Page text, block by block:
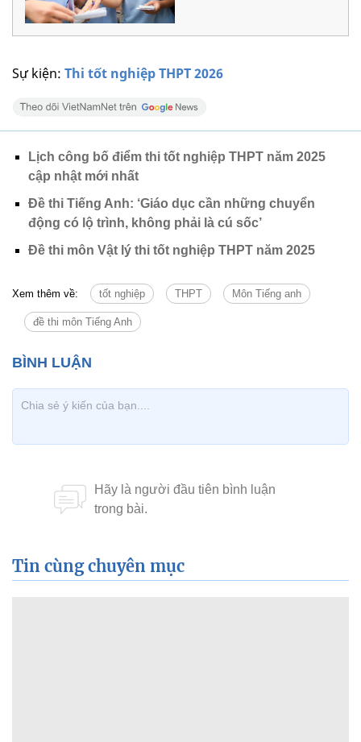
Sự kiện: Thi tốt nghiệp THPT 2026
Lịch công bố điểm thi tốt nghiệp THPT năm 2025
cập nhật mới nhất
Đề thi Tiếng Anh: ‘Giáo dục cần những chuyển
động có lộ trình, không phải là cú sốc’
Đề thi môn Vật lý thi tốt nghiệp THPT năm 2025
Xem thêm về: tốt nghiệp THPT Môn Tiếng anh
đề thi môn Tiếng Anh
Tin cùng chuyên mục